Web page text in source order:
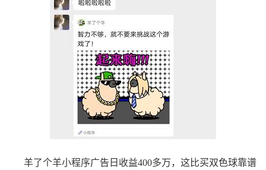
羊了个羊小程序广告日收益400多万，这比买双色球靠谱